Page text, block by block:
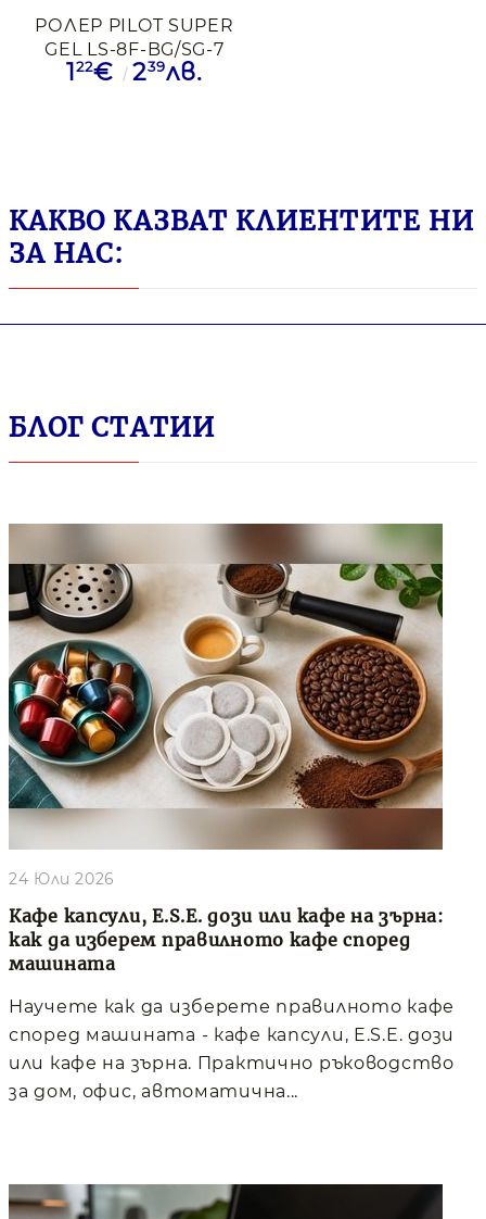
РОЛЕР PILOT SUPER
GEL LS-8F-BG/SG-7
0.7 СИН
122€ 239лв.
КАКВО КАЗВАТ КЛИЕНТИТЕ НИ
ЗА НАС:
БЛОГ СТАТИИ
Кафе капсули, E.S.E. дози или кафе на зърна:
как да изберем правилното кафе според
машината
24 Юли 2026
Научете как да изберете правилното кафе
според машината - кафе капсули, E.S.E. дози
или кафе на зърна. Практично ръководство
за дом, офис, автоматична...